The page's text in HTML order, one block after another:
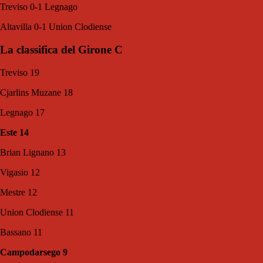
Treviso 0-1 Legnago
Altavilla 0-1 Union Clodiense
La classifica del Girone C
Treviso 19
Cjarlins Muzane 18
Legnago 17
Este 14
Brian Lignano 13
Vigasio 12
Mestre 12
Union Clodiense 11
Bassano 11
Campodarsego 9